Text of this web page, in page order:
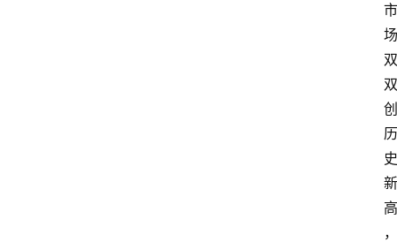
市
场
双
双
创
历
史
新
高
，